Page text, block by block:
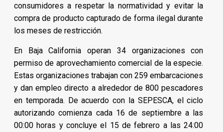
consumidores a respetar la normatividad y evitar la
compra de producto capturado de forma ilegal durante
los meses de restricción.
En Baja California operan 34 organizaciones con
permiso de aprovechamiento comercial de la especie.
Estas organizaciones trabajan con 259 embarcaciones
y dan empleo directo a alrededor de 800 pescadores
en temporada. De acuerdo con la SEPESCA, el ciclo
autorizando comienza cada 16 de septiembre a las
00:00 horas y concluye el 15 de febrero a las 24:00